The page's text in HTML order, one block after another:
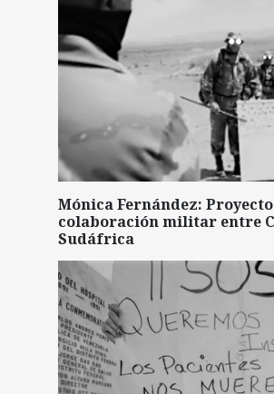
Mónica Fernández:
colaboración militar entre
Sudáfrica